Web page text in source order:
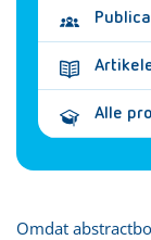
Alle
Omdat